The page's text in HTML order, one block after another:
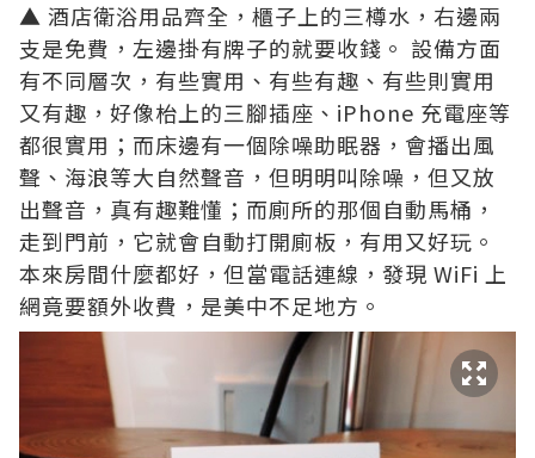
▲ 酒店衛浴用品齊全，櫃子上的三樽水，右邊兩
支是免費，左邊掛有牌子的就要收錢。 設備方面
有不同層次，有些實用、有些有趣、有些則實用
又有趣，好像枱上的三腳插座、iPhone 充電座等
都很實用；而床邊有一個除噪助眠器，會播出風
聲、海浪等大自然聲音，但明明叫除噪，但又放
出聲音，真有趣難懂；而廁所的那個自動馬桶，
走到門前，它就會自動打開廁板，有用又好玩。
本來房間什麼都好，但當電話連線，發現 WiFi 上
網竟要額外收費，是美中不足地方。